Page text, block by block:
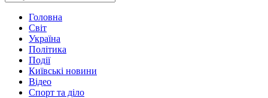
Головна
Світ
Україна
Політика
Події
Київські новини
Відео
Спорт та діло